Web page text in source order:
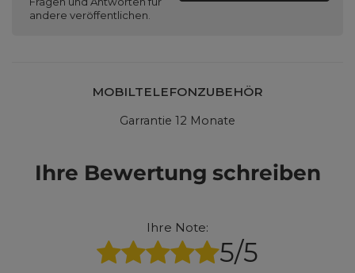
andere veröffentlichen.
MOBILTELEFONZUBEHÖR
Garrantie 12 Monate
Ihre Bewertung schreiben
Ihre Note:
5/5